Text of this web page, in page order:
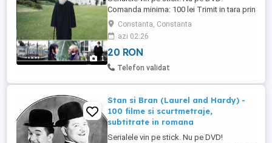
1
Comanda minima: 100 lei Trimit in tara prin
Posta Romana. Costa 15 lei.
Constanta, Constanta
azi 02:26
20 RON
Telefon validat
Stan si Bran (Laurel and Hardy) -
100 filme si scurtmetraje,
subtitrate in romana
Serialele vin pe stick. Nu pe DVD!